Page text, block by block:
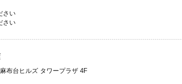
さい
さい
布台ヒルズ タワープラザ 4F